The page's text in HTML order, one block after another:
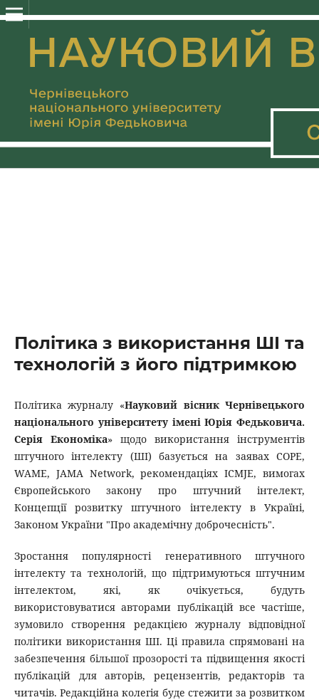
Політика з використання ШІ та
технологій з його підтримкою
Політика журналу «Науковий вісник Чернівецького
національного університету імені Юрія Федьковича.
Серія Економіка» щодо використання інструментів
штучного інтелекту (ШІ) базується на заявах COPE,
WAME, JAMA Network, рекомендаціях ICMJE, вимогах
Європейського закону про штучний інтелект,
Концепції розвитку штучного інтелекту в Україні,
Законом України "Про академічну доброчесність".
Зростання популярності генеративного штучного
інтелекту та технологій, що підтримуються штучним
інтелектом, які, як очікується, будуть
використовуватися авторами публікацій все частіше,
зумовило створення редакцією журналу відповідної
політики використання ШІ. Ці правила спрямовані на
забезпечення більшої прозорості та підвищення якості
публікацій для авторів, рецензентів, редакторів та
читачів. Редакційна колегія буде стежити за розвитком